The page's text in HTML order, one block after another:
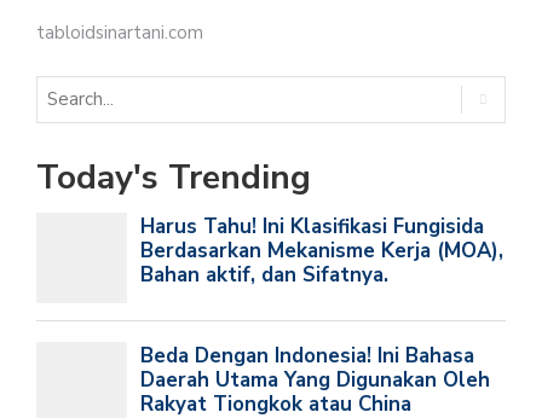
tabloidsinartani.com
Today's Trending